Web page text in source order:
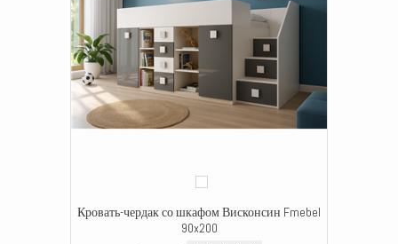
Кровать-чердак со шкафом Висконсин Fmebel
90x200